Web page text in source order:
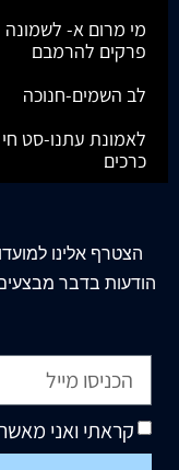
מי מרום א- לשמונה
פרקים להרמבם
לב השמים-חנוכה
לאמונת עתנו-סט חי
כרכים
הצטרף אלינו
הודעות בדבר מבצעים
קראתי ואני